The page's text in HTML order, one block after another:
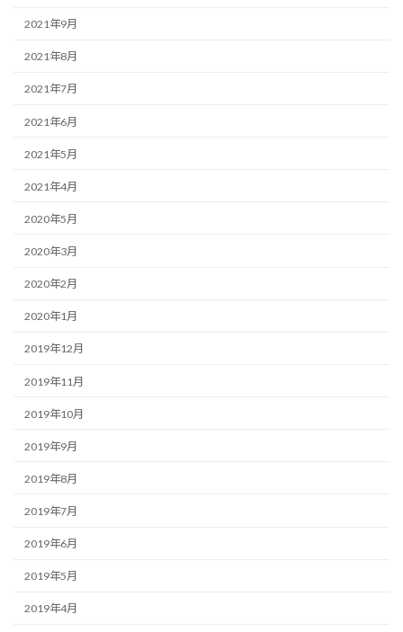
2021年9月
2021年8月
2021年7月
2021年6月
2021年5月
2021年4月
2020年5月
2020年3月
2020年2月
2020年1月
2019年12月
2019年11月
2019年10月
2019年9月
2019年8月
2019年7月
2019年6月
2019年5月
2019年4月